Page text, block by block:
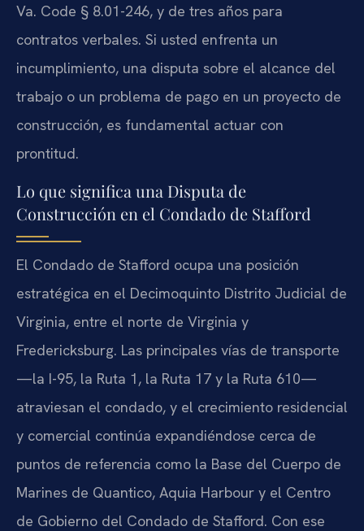
Va. Code § 8.01-246, y de tres años para
contratos verbales. Si usted enfrenta un
incumplimiento, una disputa sobre el alcance del
trabajo o un problema de pago en un proyecto de
construcción, es fundamental actuar con
prontitud.
Lo que significa una Disputa de
Construcción en el Condado de Stafford
El Condado de Stafford ocupa una posición
estratégica en el Decimoquinto Distrito Judicial de
Virginia, entre el norte de Virginia y
Fredericksburg. Las principales vías de transporte
—la I-95, la Ruta 1, la Ruta 17 y la Ruta 610—
atraviesan el condado, y el crecimiento residencial
y comercial continúa expandiéndose cerca de
puntos de referencia como la Base del Cuerpo de
Marines de Quantico, Aquia Harbour y el Centro
de Gobierno del Condado de Stafford. Con ese